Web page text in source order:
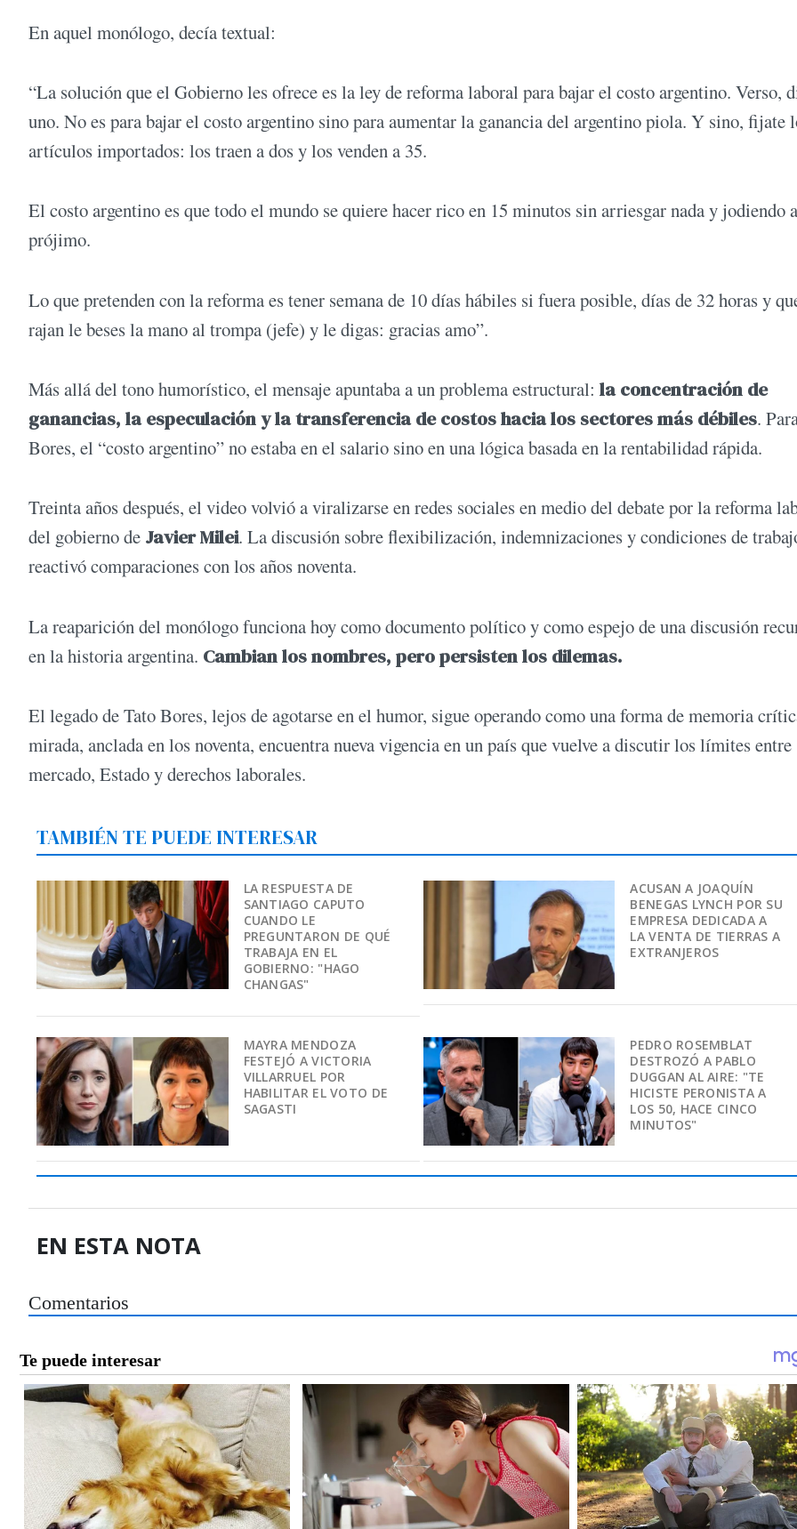
En aquel monólogo, decía textual:
“La solución que el Gobierno les ofrece es la ley de reforma laboral para bajar el costo argentino. Verso,
uno. No es para bajar el costo argentino sino para aumentar la ganancia del argentino piola. Y sino, fijate
artículos importados: los traen a dos y los venden a 35.
El costo argentino es que todo el mundo se quiere hacer rico en 15 minutos sin arriesgar nada y jodiendo
prójimo.
Lo que pretenden con la reforma es tener semana de 10 días hábiles si fuera posible, días de 32 horas y
rajan le beses la mano al trompa (jefe) y le digas: gracias amo”.
Más allá del tono humorístico, el mensaje apuntaba a un problema estructural: la concentración de
ganancias, la especulación y la transferencia de costos hacia los sectores más débiles.
Bores, el “costo argentino” no estaba en el salario sino en una lógica basada en la rentabilidad rápida.
Treinta años después, el video volvió a viralizarse en redes sociales en medio del debate por la reforma
del gobierno de Javier Milei. La discusión sobre flexibilización, indemnizaciones y condiciones de
reactivó comparaciones con los años noventa.
La reaparición del monólogo funciona hoy como documento político y como espejo de una discusión
en la historia argentina. Cambian los nombres, pero persisten los dilemas.
El legado de Tato Bores, lejos de agotarse en el humor, sigue operando como una forma de memoria
mirada, anclada en los noventa, encuentra nueva vigencia en un país que vuelve a discutir los límites entre
mercado, Estado y derechos laborales.
TAMBIÉN TE PUEDE INTERESAR
LA RESPUESTA DE
SANTIAGO CAPUTO
CUANDO LE
PREGUNTARON DE QUÉ
TRABAJA EN EL
GOBIERNO: "HAGO
CHANGAS"
ACUSAN A JOAQUÍN
BENEGAS LYNCH POR SU
EMPRESA DEDICADA A
LA VENTA DE TIERRAS A
EXTRANJEROS
MAYRA MENDOZA
FESTEJÓ A VICTORIA
VILLARRUEL POR
HABILITAR EL VOTO DE
SAGASTI
PEDRO ROSEMBLAT
DESTROZÓ A PABLO
DUGGAN AL AIRE: "TE
HICISTE PERONISTA A
LOS 50, HACE CINCO
MINUTOS"
EN ESTA NOTA
Comentarios